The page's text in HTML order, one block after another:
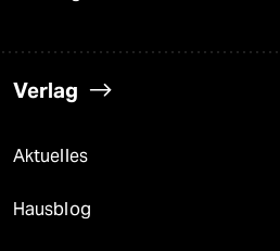
Verlag
Aktuelles
Hausblog